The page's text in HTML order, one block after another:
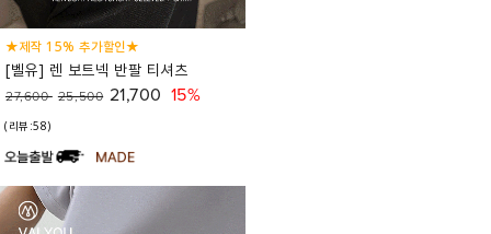
★제작 15% 추가할인★
[벨유] 렌 보트넥 반팔 티셔츠
27,600 25,500 21,700 15%
(리뷰:58)